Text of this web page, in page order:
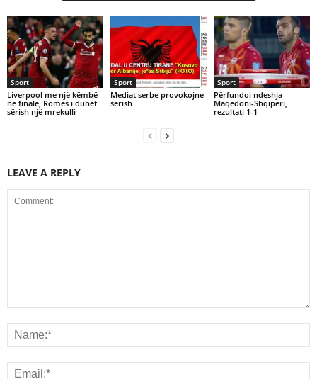
Sport
Liverpool me një këmbë
në finale, Romës i duhet
sërish një mrekulli
Sport
Mediat serbe provokojne
serish
Sport
Përfundoi ndeshja
Maqedoni-Shqipëri,
rezultati 1-1
LEAVE A REPLY